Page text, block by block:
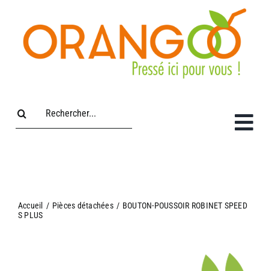
contenu
Accueil / Pièces détachées / BOUTON-POUSSOIR ROBINET SPEED
S PLUS